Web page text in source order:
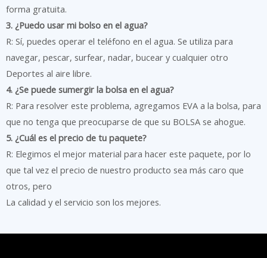
forma gratuita.
3. ¿Puedo usar mi bolso en el agua?
R: Sí, puedes operar el teléfono en el agua. Se utiliza para
navegar, pescar, surfear, nadar, bucear y cualquier otro
Deportes al aire libre.
4. ¿Se puede sumergir la bolsa en el agua?
R: Para resolver este problema, agregamos EVA a la bolsa, para
que no tenga que preocuparse de que su BOLSA se ahogue.
5. ¿Cuál es el precio de tu paquete?
R: Elegimos el mejor material para hacer este paquete, por lo
que tal vez el precio de nuestro producto sea más caro que
otros, pero
La calidad y el servicio son los mejores.